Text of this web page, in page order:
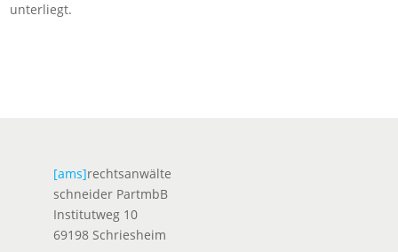
unterliegt.
[ams]rechtsanwälte
schneider PartmbB
Institutweg 10
69198 Schriesheim